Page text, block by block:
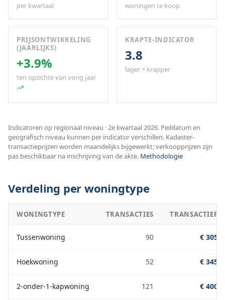
per kwartaal woningen te koop
PRIJSONTWIKKELING
(JAARLIJKS)
+3.9%
ten opzichte van vorig jaar
KRAPTE-INDICATOR
3.8
lager = krapper
Indicatoren op regionaal niveau · 2e kwartaal 2026. Peildatum en
geografisch niveau kunnen per indicator verschillen. Kadaster-
transactieprijzen worden maandelijks bijgewerkt; verkoopprijzen zijn
pas beschikbaar na inschrijving van de akte. Methodologie
Verdeling per woningtype
WONINGTYPE TRANSACTIES
Tussenwoning 90 €
Hoekwoning 52 €
2-onder-1-kapwoning 121 €